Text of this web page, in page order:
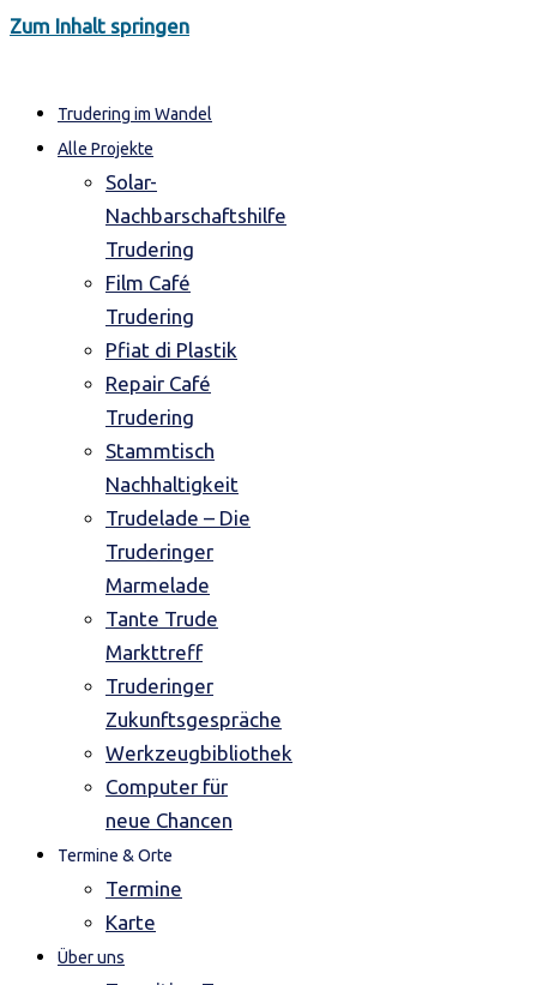
Zum Inhalt springen
Trudering im Wandel
Alle Projekte
Solar-
Nachbarschaftshilfe
Trudering
Film Café
Trudering
Pfiat di Plastik
Repair Café
Trudering
Stammtisch
Nachhaltigkeit
Trudelade – Die
Truderinger
Marmelade
Tante Trude
Markttreff
Truderinger
Zukunftsgespräche
Werkzeugbibliothek
Computer für
neue Chancen
Termine & Orte
Termine
Karte
Über uns